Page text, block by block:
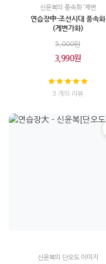
신윤복의 풍속화 ‘계변
연습장中-조선시대 풍속화
(계변가화)
5,000원
3,990원
3 개의 리뷰
신윤복의 단오도 이미지